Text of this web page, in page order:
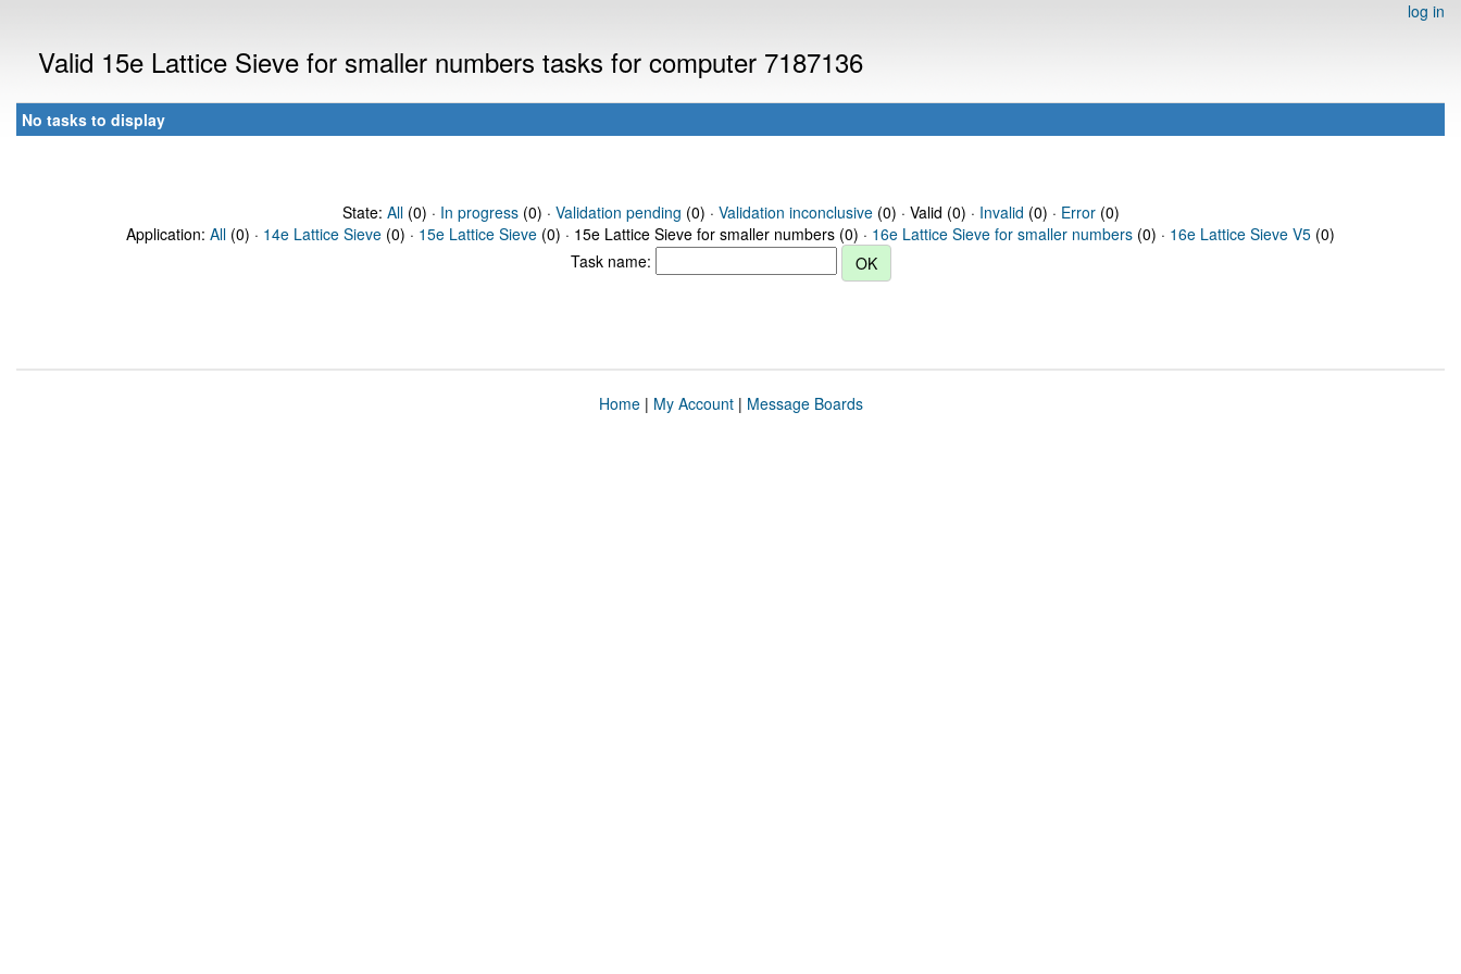
log in
Valid 15e Lattice Sieve for smaller numbers tasks for computer 7187136
No tasks to display
State: All(0) · In progress(0) · Validation pending (0) · Validation inconclusive(0) · Valid (0) · Invalid (0) · Error(0)
Application: All (0) · 14e Lattice Sieve (0) · 15e Lattice Sieve (0) · 15e Lattice Sieve for smaller numbers (0) · 16e Lattice Sieve for smaller numbers (0) · 16e Lattice Sieve V5 (0)
Task name:
Home| My Account| Message Boards